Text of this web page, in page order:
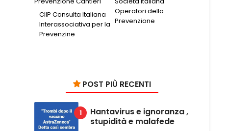
Operatori della
Prevenzione
CIIP Consulta Italiana
Interassociativa per la
Prevenzine
POST PIÙ RECENTI
Hantavirus e ignoranza ,
stupidità e malafede